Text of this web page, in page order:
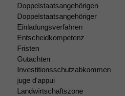
Doppelstaatsangehörigen
Doppelstaatsangehöriger
Einladungsverfahren
Entscheidkompetenz
Fristen
Gutachten
Investitionsschutzabkommen
juge d'appui
Landwirtschaftszone